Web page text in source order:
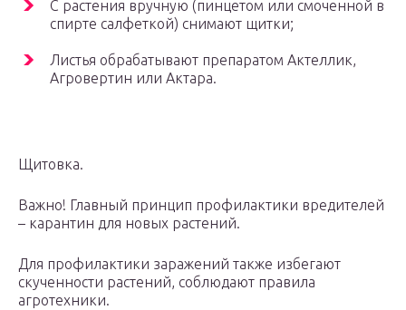
С растения вручную (пинцетом или смоченной в
спирте салфеткой) снимают щитки;
Листья обрабатывают препаратом Актеллик,
Агровертин или Актара.
Щитовка.
Важно! Главный принцип профилактики вредителей
– карантин для новых растений.
Для профилактики заражений также избегают
скученности растений, соблюдают правила
агротехники.